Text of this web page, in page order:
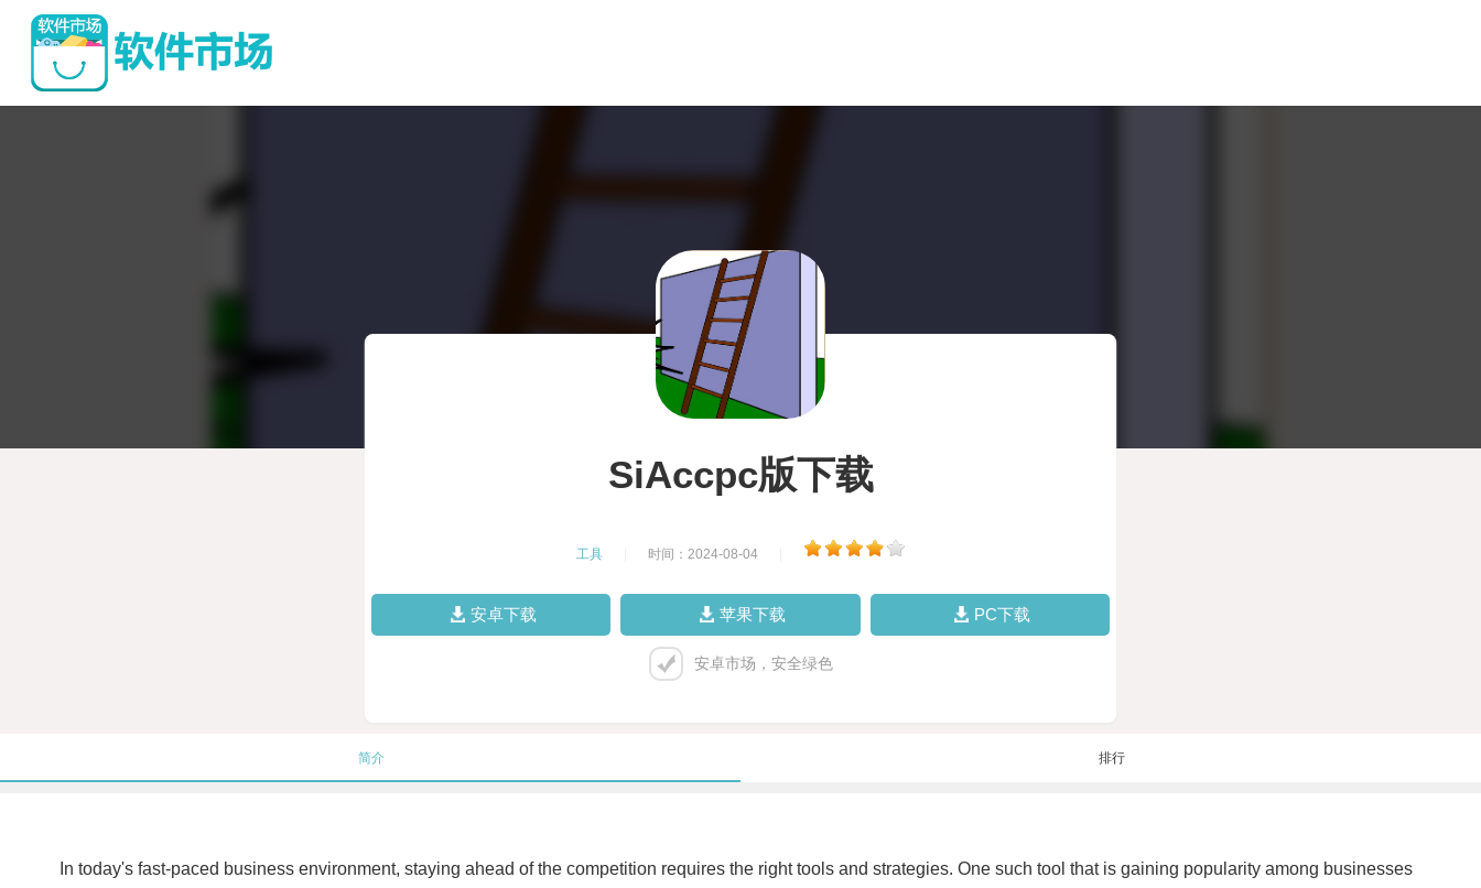
SiAccpc版下载
工具 时间：2024-08-04
安卓下载 苹果下载 PC下载
安卓市场，安全绿色
简介 排行
In today's fast-paced business environment, staying ahead of the competition requires the right tools and strategies. One such tool that is gaining popularity among businesses